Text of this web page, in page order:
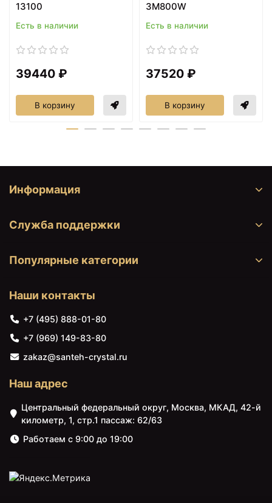
Vincea Mia VMC-
35 R VSC-2M170VO-R
22930 ₽
Пенал Vincea Mia VSC-
R, белый глянец
13100
Есть в наличии
39440 ₽
В корзину
3M800W
Есть в наличии
37520 ₽
В корзину
Информация
Служба поддержки
Популярные категории
Наши контакты
+7 (495) 888-01-80
+7 (969) 149-83-80
zakaz@santeh-crystal.ru
Наш адрес
Центральный федеральный округ, Москва, МКАД, 42-й
километр, 1, стр.1 пассаж: 62/63
Работаем с 9:00 до 19:00